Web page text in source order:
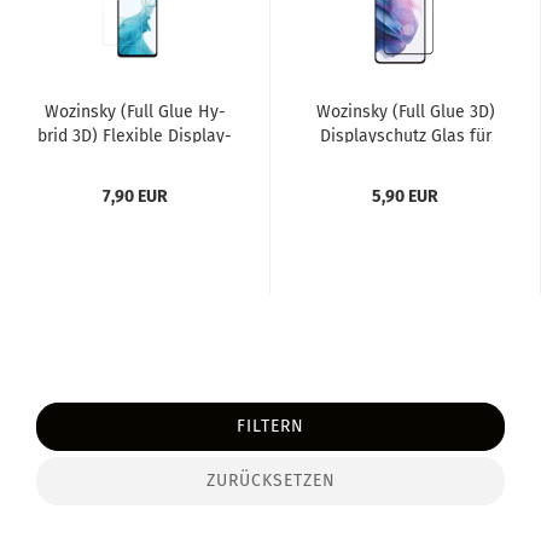
Wo­zin­sky (Full Glue Hy­
brid 3D) Fle­xi­ble Dis­play­
7,90 EUR
Wo­zin­sky (Full Glue 3D)
Dis­play­schutz Glas für
5,90 EUR
FILTERN
ZURÜCKSETZEN